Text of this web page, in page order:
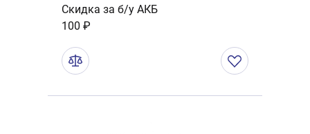
Скидка за б/у АКБ
100 ₽